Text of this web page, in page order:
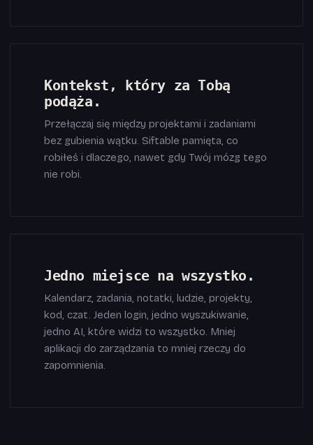
Kontekst, który za Tobą
podąża.
Przełączaj się między projektami i zadaniami
bez gubienia wątku. Siftable pamięta, co
robiłeś i dlaczego, nawet gdy Twój mózg tego
nie robi.
Jedno miejsce na wszystko.
Kalendarz, zadania, notatki, ludzie, projekty,
kod, czat. Jeden login, jedno wyszukiwanie,
jedno AI, które widzi to wszystko. Mniej
aplikacji do zarządzania to mniej rzeczy do
zapomnienia.